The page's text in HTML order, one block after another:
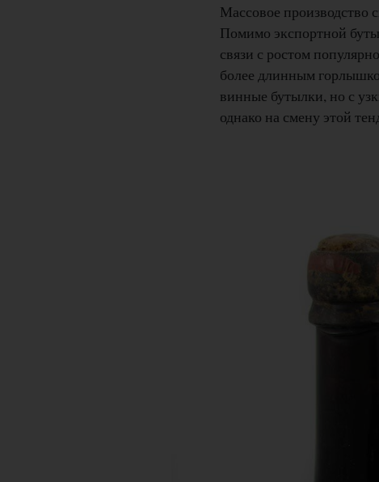
Массовое производство
Помимо экспортной
связи с ростом
более длинным
винные бутылки, но с
однако на смену этой